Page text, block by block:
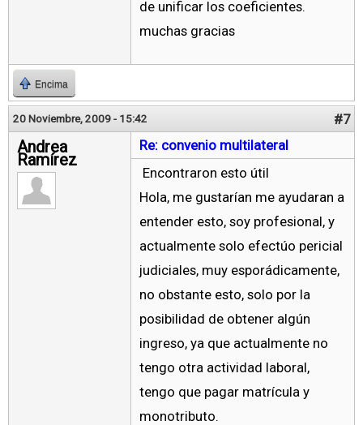
de unificar los coeficientes.
muchas gracias
Encima
20 Noviembre, 2009 - 15:42 #7
Andrea
Ramírez
Re: convenio multilateral
Encontraron esto útil
Hola, me gustarían me ayudaran a
entender esto, soy profesional, y
actualmente solo efectúo pericial
judiciales, muy esporádicamente,
no obstante esto, solo por la
posibilidad de obtener algún
ingreso, ya que actualmente no
tengo otra actividad laboral,
tengo que pagar matrícula y
monotributo.